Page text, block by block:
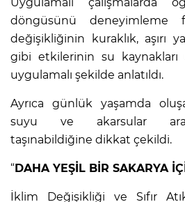
döngüsünü deneyimleme
değişikliğinin kuraklık, aşırı
gibi etkilerinin su kaynakları
uygulamalı şekilde anlatıldı.
Ayrıca günlük yaşamda
suyu ve akarsular
taşınabildiğine dikkat çekildi.
“DAHA YEŞİL BİR SAKARYA
İklim Değişikliği ve Sıfır